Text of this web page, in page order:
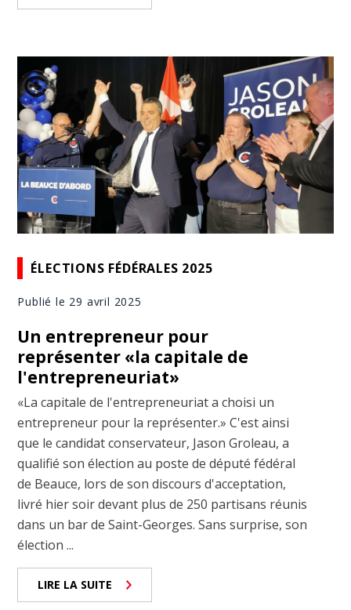
ÉLECTIONS FÉDÉRALES 2025
Publié le 29 avril 2025
Un entrepreneur pour
représenter «la capitale de
l'entrepreneuriat»
«La capitale de l'entrepreneuriat a choisi un
entrepreneur pour la représenter.» C'est ainsi
que le candidat conservateur, Jason Groleau, a
qualifié son élection au poste de député fédéral
de Beauce, lors de son discours d'acceptation,
livré hier soir devant plus de 250 partisans réunis
dans un bar de Saint-Georges. Sans surprise, son
élection ...
LIRE LA SUITE